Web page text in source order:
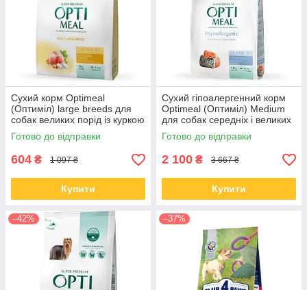
Сухий корм Optimeal
(Оптиміл) large breeds для
собак великих порід із куркою
4 КГ
Готово до відправки
604 ₴ 1 097 ₴
Купити
Сухий гіпоалергенний корм
Optimeal (Оптиміл) Medium
для собак середніх і великих
порід с лососем 12 КГ
Готово до відправки
2 100 ₴ 3 667 ₴
Купити
–42% –37%